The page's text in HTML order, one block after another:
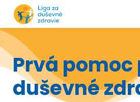
Kontakty
Prvá pomoc
duševné